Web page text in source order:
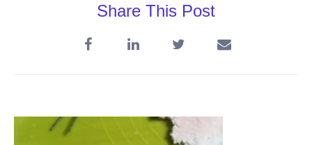
Share This Post